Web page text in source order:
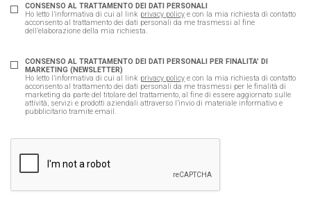
CONSENSO AL TRATTAMENTO DEI DATI PERSONALI
Ho letto l’informativa di cui al link privacy policy e con la mia richiesta di contatto
acconsento al trattamento dei dati personali da me trasmessi al fine
dell’elaborazione della mia richiesta.
CONSENSO AL TRATTAMENTO DEI DATI PERSONALI PER FINALITA’ DI
MARKETING (NEWSLETTER)
Ho letto l’informativa di cui al link privacy policy e con la mia richiesta di contatto
acconsento al trattamento dei dati personali da me trasmessi per le finalità di
marketing da parte del titolare del trattamento, al fine di essere aggiornato sulle
attività, servizi e prodotti aziendali attraverso l’invio di materiale informativo e
pubblicitario tramite email.